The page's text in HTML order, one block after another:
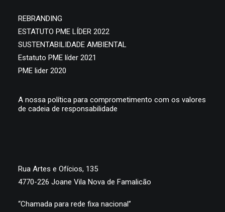
REBRANDING
ESTATUTO PME LÍDER 2022
SUSTENTABILIDADE AMBIENTAL
Estatuto PME líder 2021
PME lider 2020
A nossa política para comprometimento com os valores
de cadeia de responsabilidade
Rua Artes e Ofícios, 135
4770-226 Joane Vila Nova de Famalicão
“Chamada para rede fixa nacional”